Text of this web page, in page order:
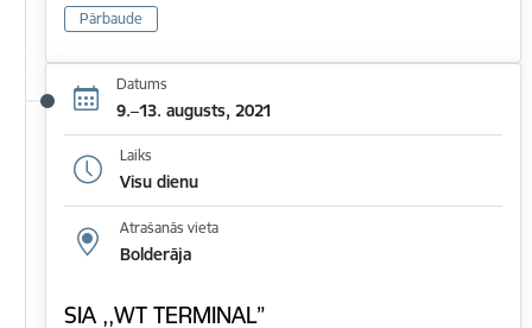
Pārbaude
Datums
9.–13. augusts, 2021
Laiks
Visu dienu
Atrašanās vieta
Bolderāja
SIA ,,WT TERMINAL”